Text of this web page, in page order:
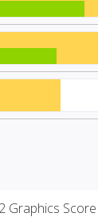
Graphics Score